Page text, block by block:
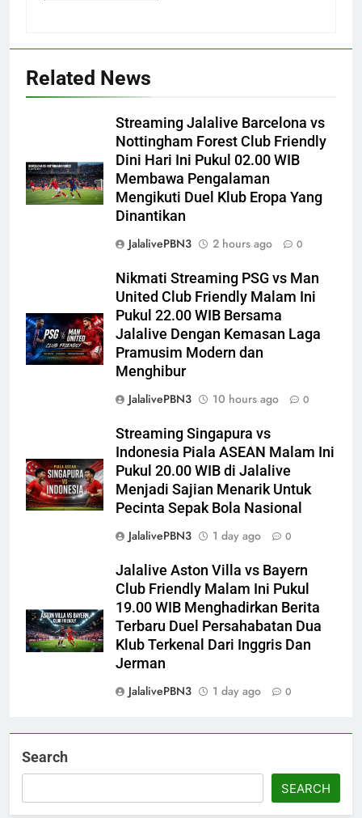
Related News
Streaming Jalalive Barcelona vs
Nottingham Forest Club Friendly
Dini Hari Ini Pukul 02.00 WIB
Membawa Pengalaman
Mengikuti Duel Klub Eropa Yang
Dinantikan
JalalivePBN3
2 hours ago 0
Nikmati Streaming PSG vs Man
United Club Friendly Malam Ini
Pukul 22.00 WIB Bersama
Jalalive Dengan Kemasan Laga
Pramusim Modern dan
Menghibur
JalalivePBN3
10 hours ago 0
Streaming Singapura vs
Indonesia Piala ASEAN Malam Ini
Pukul 20.00 WIB di Jalalive
Menjadi Sajian Menarik Untuk
Pecinta Sepak Bola Nasional
JalalivePBN3
1 day ago 0
Jalalive Aston Villa vs Bayern
Club Friendly Malam Ini Pukul
19.00 WIB Menghadirkan Berita
Terbaru Duel Persahabatan Dua
Klub Terkenal Dari Inggris Dan
Jerman
JalalivePBN3
1 day ago 0
Search
SEARCH